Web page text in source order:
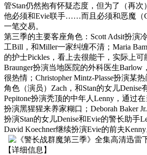
管Stan仍然抱有怀疑态度，但为了（再
他必须和Evie联手……而且必须和恶魔（
一笔交易。
第三季的主要客座角色：Scott Adsit扮演
工Bill，和Miller一家纠缠不清；Maria
的护士Pickles，看上去很能干，实际上可
Braunger扮演当地医院的外科医生Barlow
很热情；Christopher Mintz-Plasse扮演某
角色（演员）Zach，和Stan的女儿Denise
Pepitone扮演秃顶的中年人Lenny，通过
扮演黑猩猩来养家糊口；Deborah Baker
扮演Stan的女儿Denise和Evie的警长助手
David Koechner继续扮演Evie的前夫Kenny
【详细信息】